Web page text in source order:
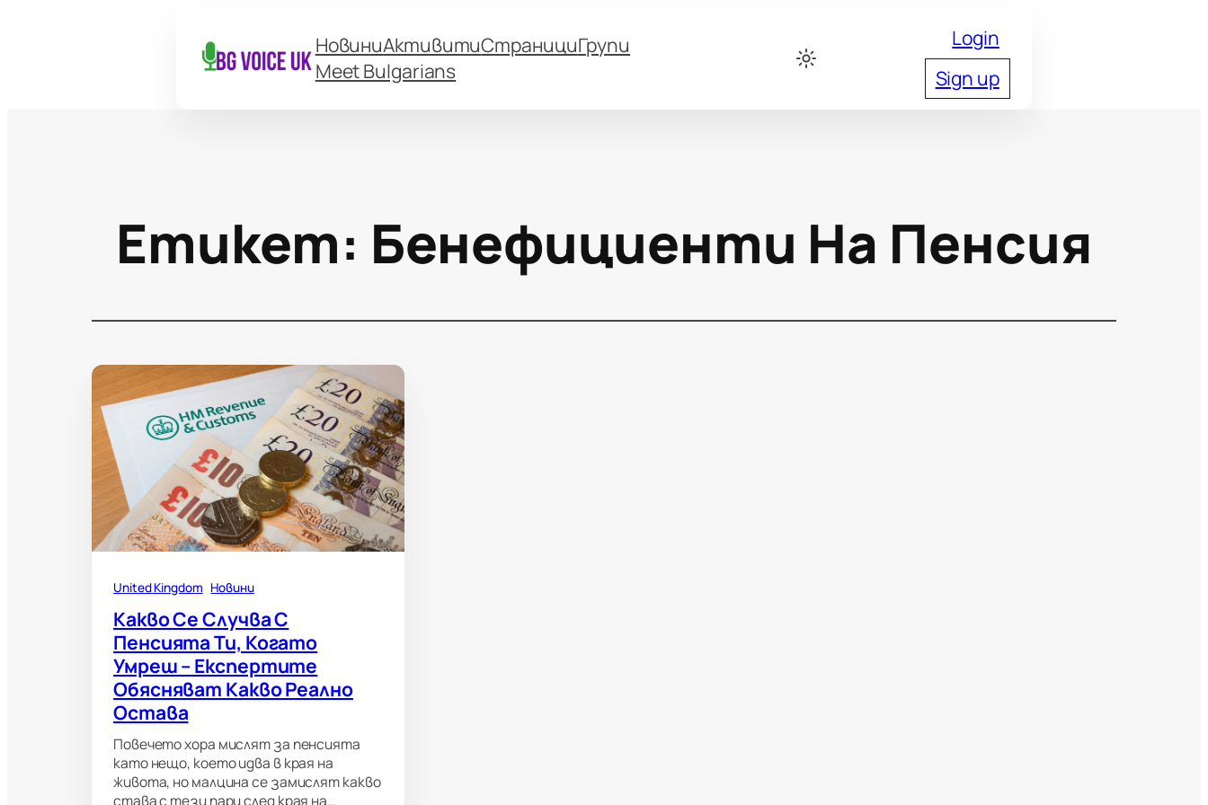
НовиниАктивитиСтранициГрупи
Meet Bulgarians
Login
Sign up
Етикет: Бенефициенти На Пенсия
United Kingdom Новини
Какво Се Случва С
Пенсията Ти, Когато
Умреш – Експертите
Обясняват Какво Реално
Остава
Повечето хора мислят за пенсията
като нещо, което идва в края на
живота, но малцина се замислят какво
става с тези пари след края на…